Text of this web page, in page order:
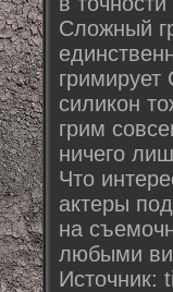
Сложный
гримирует
силикон
грим
ничего
Что
актеры
на
любыми
Источник: